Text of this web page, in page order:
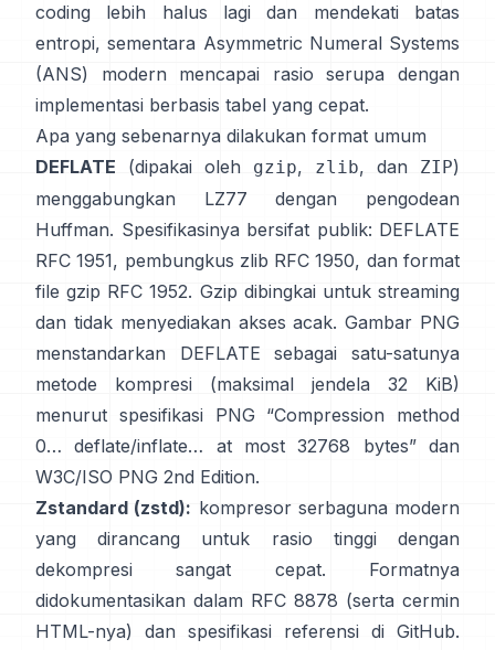
coding
lebih halus lagi dan mendekati batas
entropi, sementara Asymmetric Numeral Systems
(ANS)
modern mencapai rasio serupa dengan
implementasi berbasis tabel yang cepat.
Apa yang sebenarnya dilakukan format umum
DEFLATE (dipakai oleh gzip, zlib, dan ZIP)
menggabungkan LZ77 dengan pengodean
Huffman. Spesifikasinya bersifat publik: DEFLATE
RFC 1951, pembungkus zlib RFC 1950, dan format
file gzip RFC 1952. Gzip dibingkai untuk streaming
dan tidak menyediakan akses acak. Gambar PNG
menstandarkan DEFLATE sebagai satu-satunya
metode kompresi (maksimal jendela 32 KiB)
menurut spesifikasi PNG “Compression method
0… deflate/inflate… at most 32768 bytes” dan
W3C/ISO PNG 2nd Edition.
Zstandard (zstd): kompresor serbaguna modern
yang dirancang untuk rasio tinggi dengan
dekompresi sangat cepat. Formatnya
didokumentasikan dalam RFC 8878 (serta cermin
HTML-nya) dan spesifikasi referensi di GitHub.